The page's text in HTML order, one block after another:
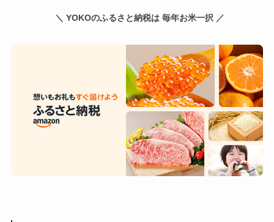
＼ YOKOのふるさと納税は 毎年お米一択 ／